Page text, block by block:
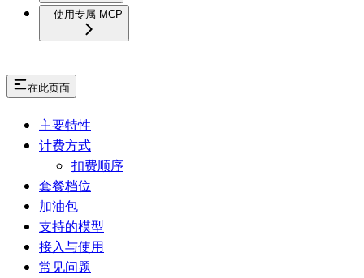
使用专属 MCP
在此页面
主要特性
计费方式
扣费顺序
套餐档位
加油包
支持的模型
接入与使用
常见问题